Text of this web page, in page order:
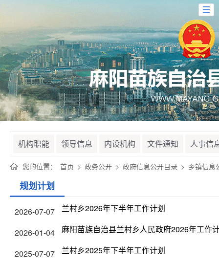
机构职能 领导信息 内设机构 文件通知 人事信
您的位置： 首页 > 政务公开 > 政府信息公开目录 > 乡镇信息
规划计划
2026-07-07 兰村乡2026年下半年工作计划
2026-01-04 麻阳苗族自治县兰村乡人民政府2026年工作
2025-07-07 兰村乡2025年下半年工作计划